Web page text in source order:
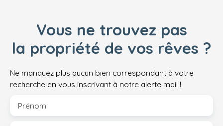
Vous ne trouvez pas
la propriété de vos rêves ?
Ne manquez plus aucun bien correspondant à votre
recherche en vous inscrivant à notre alerte mail !
Prénom